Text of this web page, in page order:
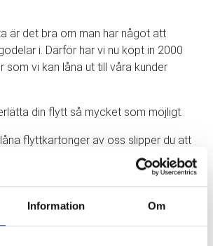
Information Om
är det bra om man har något att
i. Därför har vi nu köpt in 2000
som vi kan låna ut till våra kunder
din flytt så mycket som möjligt.
flyttkartonger av oss slipper du att
leta upp i exempelvis matbutiker eller
din flytt på många sätt då du
eller göra dig av med
din flytt då vi tar hand om dem.